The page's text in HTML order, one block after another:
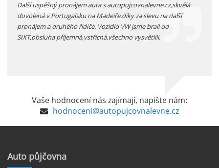
Letiště Marseille, oficiálně známé jako
mezinárodní letiště Marseille-Provence, je
hlavní vstupní branou do regionu Provence
a nachází se přibližně 27 km od centra města
Půjčení auta na letišti v Alicante je výborný
způsob, jak pohodlně objevovat město i jeho
okolí. Letiště Alicante-Elche, hlavní vstupní
číst :celý článek
Další uspěšný pronájem auta s autopujcovnalevne.cz,skvělá
dovolená v Portugalsku na Madeiře.díky za slevu na další
pronájem a druhého řidiče. Vozidlo VW jsme brali od
SIXT,obsluha příjemná,vstřícná,všechno vysvětlili.
Vaše hodnocení nás zajímají, napište nám:
hodnoceni@autopujcovnalevne.cz
Auto půjčovna